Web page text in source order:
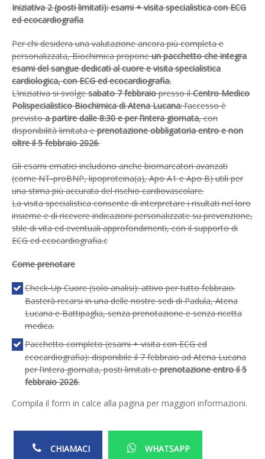
Iniziativa 2 (posti limitati): esami + visita specialistica con ECG
ed ecocardiografia
Per chi desidera una valutazione ancora più completa e
personalizzata, Biochimica proponeun pacchetto che integra
esami del sangue dedicati al cuore e visita specialistica
cardiologica, con ECG ed ecocardiografia.
L’iniziativa si svolgesabato 7 febbraiopresso ilCentro Medico
Polispecialistico Biochimica di Atena Lucana: l’accesso è
previstoa partire dalle 8:30 e per l’intera giornata, con
disponibilità limitata eprenotazione obbligatoria entro e non
oltre il 5 febbraio 2026.
Gli esami ematici includono anche biomarcatori avanzati
(come NT-proBNP, lipoproteina(a), Apo A1 e Apo B) utili per
una stima più accurata del rischio cardiovascolare.
La visita specialistica consente di interpretare i risultati nel loro
insieme e di ricevere indicazioni personalizzate su prevenzione,
stile di vita ed eventuali approfondimenti, con il supporto di
ECG ed ecocardiografia.c
Come prenotare
Check-Up Cuore (solo analisi): attivo per tutto febbraio.
Basterà recarsi in una delle nostre sedi di Padula, Atena
Lucana e Battipaglia, senza prenotazione e senza ricetta
medica.
Pacchetto completo (esami + visita con ECG ed
ecocardiografia): disponibile il 7 febbraio ad Atena Lucana
per l’intera giornata, posti limitati eprenotazione entro il 5
febbraio 2026.
Compila il form in calce alla pagina per maggiori informazioni.
CHIAMACI WHATSAPP